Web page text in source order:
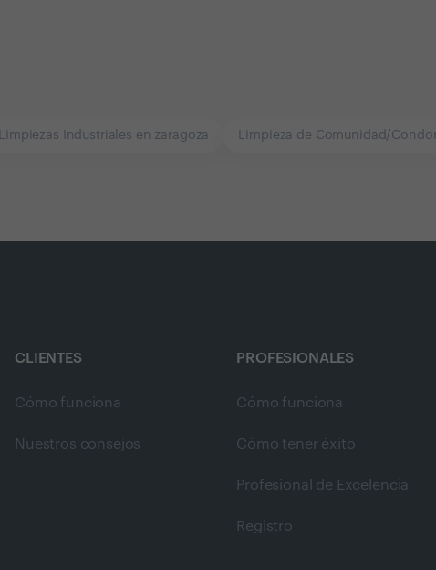
Limpiezas Industriales en zaragoza Limpieza de Comunidad/
CLIENTES
Cómo funciona
Nuestros consejos
PROFESIONALES
Cómo funciona
Cómo tener éxito
Profesional de Excelencia
Registro